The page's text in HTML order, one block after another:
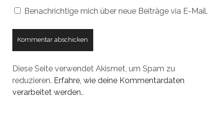
Benachrichtige mich über neue Beiträge via E-Mail.
Diese Seite verwendet Akismet, um Spam zu
reduzieren. Erfahre, wie deine Kommentardaten
verarbeitet werden..